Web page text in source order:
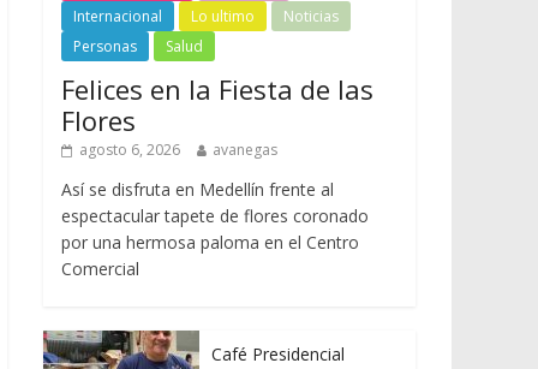
Internacional
Lo ultimo
Noticias
Personas
Salud
Felices en la Fiesta de las
Flores
agosto 6, 2026 avanegas
Así se disfruta en Medellín frente al
espectacular tapete de flores coronado
por una hermosa paloma en el Centro
Comercial
Café Presidencial